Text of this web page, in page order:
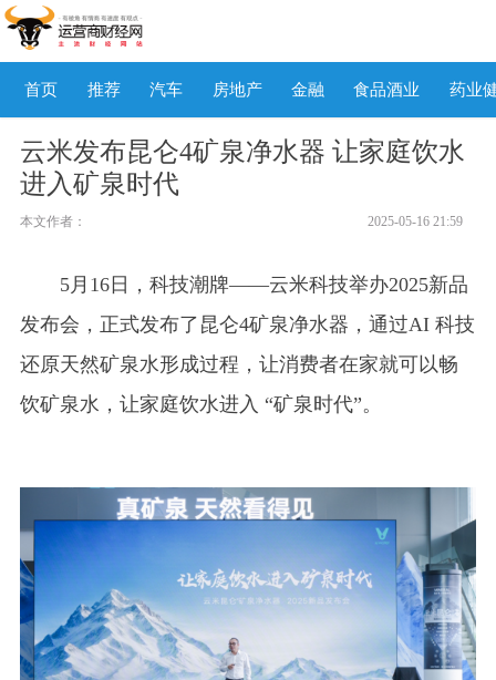
首页 推荐 汽车 房地产 金融 食品酒业 药业
云米发布昆仑4矿泉净水器 让家庭饮水
进入矿泉时代
本文作者： 2025-05-16 21:59
5月16日，科技潮牌——云米科技举办2025新品
发布会，正式发布了昆仑4矿泉净水器，通过AI 科技
还原天然矿泉水形成过程，让消费者在家就可以畅
饮矿泉水，让家庭饮水进入 “矿泉时代”。